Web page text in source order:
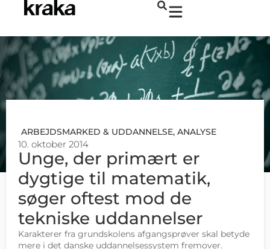
ARBEJDSMARKED & UDDANNELSE, ANALYSE
10. oktober 2014
Unge, der primært er
dygtige til matematik,
søger oftest mod de
tekniske uddannelser
Karakterer fra grundskolens afgangsprøver skal betyde
mere i det danske uddannelsessystem fremover.